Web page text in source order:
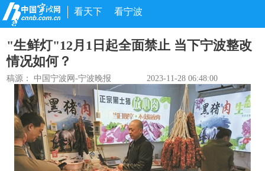
看天下 看宁波
"生鲜灯"12月1日起全面禁止 当下宁波整改
情况如何？
稿源：中国宁波网-宁波晚报 2023-11-28 06:48:00